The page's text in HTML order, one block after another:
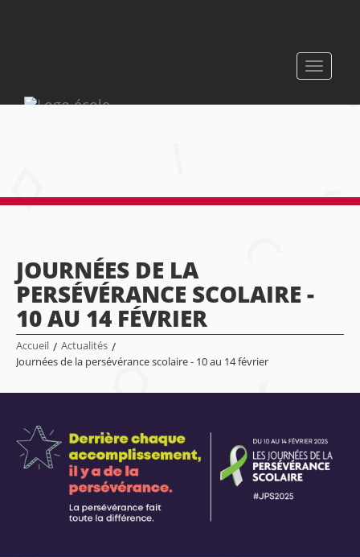
Toggle
JOURNÉES DE LA
PERSÉVÉRANCE SCOLAIRE -
10 AU 14 FÉVRIER
Accueil / Actualités /
Journées de la persévérance scolaire - 10 au 14 février